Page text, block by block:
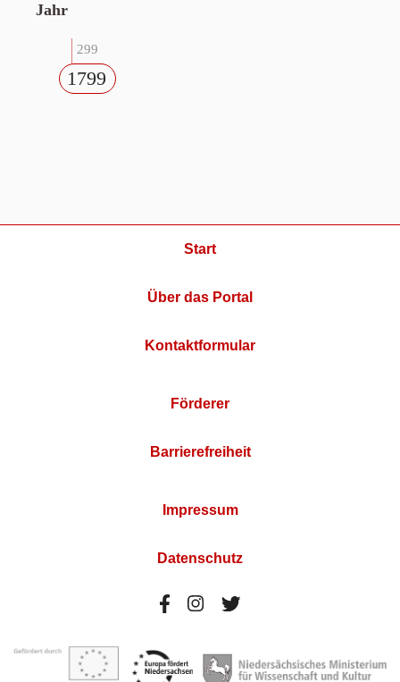
Jahr
299
1799
Start
Über das Portal
Kontaktformular
Förderer
Barrierefreiheit
Impressum
Datenschutz